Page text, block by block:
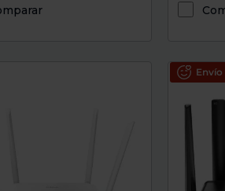
Envío